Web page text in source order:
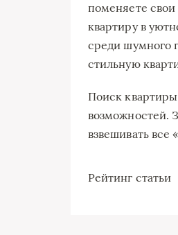
поменяете
квартиру в
среди шумного
стильную
Поиск
возможностей.
взвешивать все
Рейтинг статьи